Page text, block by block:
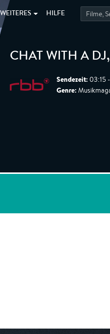
WEITERES HILFE
CHAT WITH A DJ,
Sendezeit: 03:15
Genre: